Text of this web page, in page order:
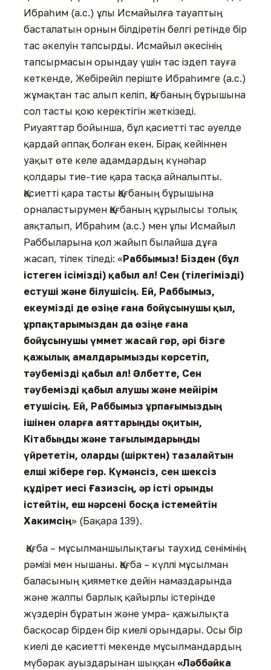
Ибраһим (а.с.) ұлы Исмайылға тауаптың
басталатын орнын білдіретін белгі ретінде бір
тас әкелуін тапсырды. Исмайыл әкесінің
тапсырмасын орындау үшін тас іздеп тауға
кеткенде, Жебірейіл періште Ибраһимге (а.с.)
жұмақтан тас алып келіп, Қағбаның бұрышына
сол тасты қою керектігін жеткізеді.
Риуаяттар бойынша, бұл қасиетті тас әуелде
қардай әппақ болған екен. Бірақ кейіннен
уақыт өте келе адамдардың күнәһар
қолдары тие-тие қара тасқа айналыпты.
Қасиетті қара тасты Қағбаның бұрышына
орналастырумен Қағбаның құрылысы толық
аяқталып, Ибраһим (а.с.) мен ұлы Исмайыл
Раббыларына қол жайып былайша дұға
жасап, тілек тіледі: «Раббымыз! Бізден (бұл
істеген ісімізді) қабыл ал! Сен (тілегімізді)
естуші және білушісің. Ей, Раббымыз,
екеумізді де өзіңе ғана бойұсынушы қыл,
ұрпақтарымыздан да өзіңе ғана
бойұсынушы үммет жасай гөр, әрі бізге
қажылық амалдарымызды көрсетіп,
тәубемізді қабыл ал! Әлбетте, Сен
тәубемізді қабыл алушы және мейірім
етушісің. Ей, Раббымыз ұрпағымыздың
ішінен оларға аяттарыңды оқитын,
Кітабыңды және тағылымдарыңды
үйрететін, оларды (шірктен) тазалайтын
елші жібере гөр. Күмәнсіз, сен шексіз
құдірет иесі Ғазизсің, әр істі орынды
істейтін, еш нәрсені босқа істемейтін
Хакимсің» (Бақара 139).
Қағба – мұсылманшылықтағы таухид сенімінің
рәмізі мен нышаны. Қағба – күллі мұсылман
баласының қияметке дейін намаздарында
және жалпы барлық қайырлы істерінде
жүздерін бұратын және умра- қажылықта
басқосар бірден бір киелі орындары. Осы бір
киелі де қасиетті мекенде мұсылмандардың
мүбәрак ауыздарынан шыққан «Ләббәйка